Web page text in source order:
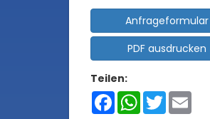
Anfrageformular
PDF ausdrucken
Teilen:
FacebookWhatsApp
Twitter